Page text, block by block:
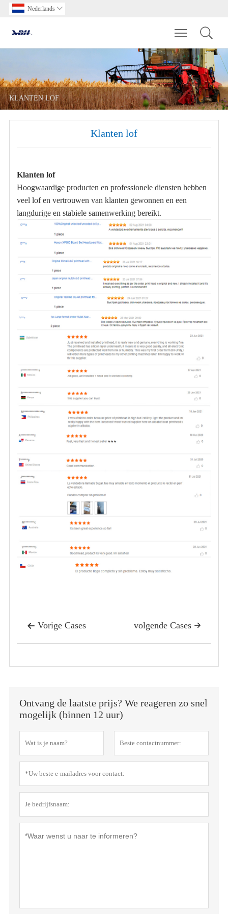
Nederlands 
Toggle
KLANTEN LOF
Klanten lof
Klanten lof
Hoogwaardige producten en professionele diensten hebben
veel lof en vertrouwen van klanten gewonnen en een
langdurige en stabiele samenwerking bereikt.
 Vorige Cases 
volgende Cases
Ontvang de laatste prijs? We reageren zo snel
mogelijk (binnen 12 uur)